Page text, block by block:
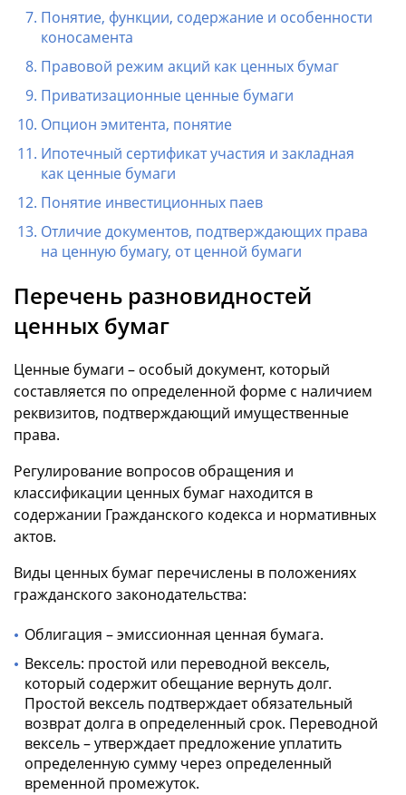
Понятие, функции, содержание и особенности
коносамента
Правовой режим акций как ценных бумаг
Приватизационные ценные бумаги
Опцион эмитента, понятие
Ипотечный сертификат участия и закладная
как ценные бумаги
Понятие инвестиционных паев
Отличие документов, подтверждающих права
на ценную бумагу, от ценной бумаги
Перечень разновидностей
ценных бумаг
Ценные бумаги – особый документ, который
составляется по определенной форме с наличием
реквизитов, подтверждающий имущественные
права.
Регулирование вопросов обращения и
классификации ценных бумаг находится в
содержании Гражданского кодекса и нормативных
актов.
Виды ценных бумаг перечислены в положениях
гражданского законодательства:
Облигация – эмиссионная ценная бумага.
Вексель: простой или переводной вексель,
который содержит обещание вернуть долг.
Простой вексель подтверждает обязательный
возврат долга в определенный срок. Переводной
вексель – утверждает предложение уплатить
определенную сумму через определенный
временной промежуток.